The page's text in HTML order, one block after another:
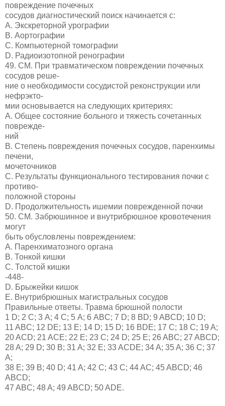
повреждение почечных
сосудов диагностический поиск начинается с:
A. Экскреторной урографии
B. Аортографии
C. Компьютерной томографии
D. Радиоизотопной ренографии
49. СМ. При травматическом повреждении почечных
сосудов реше-
ние о необходимости сосудистой реконструкции или
нефрэкто-
мии основывается на следующих критериях:
A. Общее состояние больного и тяжесть сочетанных
поврежде-
ний
B. Степень повреждения почечных сосудов, паренхимы
печени,
мочеточников
C. Результаты функционального тестирования почки с
противо-
положной стороны
D. Продолжительность ишемии поврежденной почки
50. СМ. Забрюшинное и внутрибрюшное кровотечения
могут
быть обусловлены повреждением:
A. Паренхиматозного органа
B. Тонкой кишки
C. Толстой кишки
-448-
D. Брыжейки кишок
E. Внутрибрюшных магистральных сосудов
Правильные ответы. Травма брюшной полости
1 D; 2 С; 3 А; 4 С; 5 А; 6 ABC; 7 D; 8 BD; 9 ABCD; 10 D;
11 ABC; 12 DE; 13 E; 14 D; 15 D; 16 BDE; 17 C; 18 C; 19 A;
20 ACD; 21 ACE; 22 E; 23 C; 24 D; 25 E; 26 ABC; 27 ABCD;
28 A; 29 D; 30 B; 31 A; 32 E; 33 ACDE; 34 A; 35 A; 36 C; 37
A;
38 E; 39 B; 40 D; 41 A; 42 C; 43 C; 44 AC; 45 ABCD; 46
ABCD;
47 ABC; 48 A; 49 ABCD; 50 ADE.